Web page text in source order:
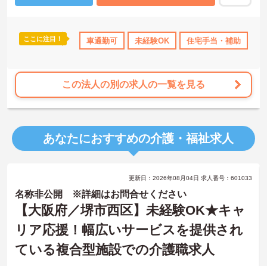
ここに注目！ 車通勤可 未経験OK 住宅手当・補助
この法人の別の求人の一覧を見る
あなたにおすすめの介護・福祉求人
更新日：2026年08月04日 求人番号：601033
名称非公開 ※詳細はお問合せください
【大阪府／堺市西区】未経験OK★キャ
リア応援！幅広いサービスを提供され
ている複合型施設での介護職求人